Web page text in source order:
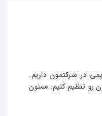
در شرکتمون داریم.
رو تنظیم کنیم. ممنون